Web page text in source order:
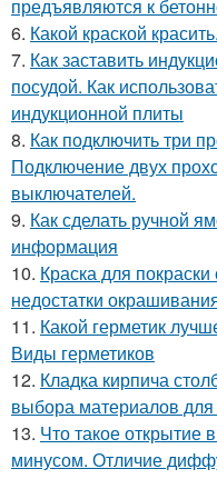
предъявляются к
6. Какой краской
7. Как заставить
посудой. Как
индукционной плиты
8. Как подключить три
Подключение двух
выключателей.
9. Как сделать ручной
информация
10. Краска для
недостатки
11. Какой герметик
Виды герметиков
12. Кладка кирпича
выбора материалов для
13. Что такое открытие
минусом. Отличие